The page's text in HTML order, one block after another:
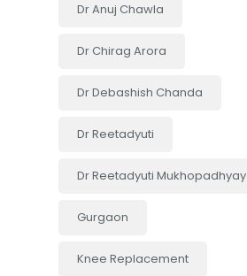
Dr Anuj Chawla
Dr Chirag Arora
Dr Debashish Chanda
Dr Reetadyuti
Dr Reetadyuti Mukhopadhyay
Gurgaon
Knee Replacement